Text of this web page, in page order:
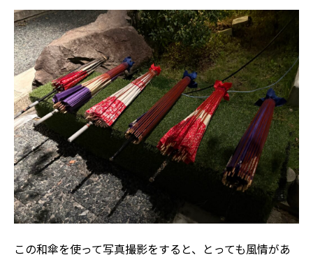
この和傘を使って写真撮影をすると、とっても風情があ